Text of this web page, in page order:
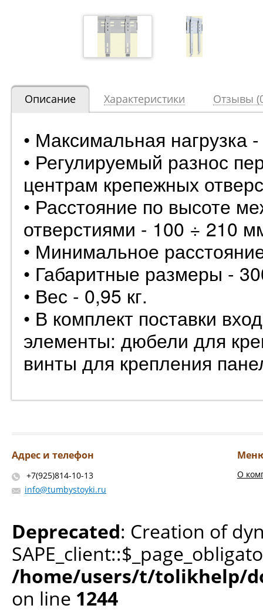
Описание Характеристики Отзывы
• Максимальная нагрузка -
• Регулируемый разнос
центрам крепежных
• Расстояние по высоте
отверстиями - 100 ÷ 210
• Минимальное
• Габаритные размеры -
• Вес - 0,95 кг.
• В комплект поставки
элементы: дюбели для
винты для крепления
Адрес и телефон
+7(925)814-10-13
info@tumbystoyki.ru
О
Deprecated: Creation of
/home/users/t/tolikhelp/
on line 1244